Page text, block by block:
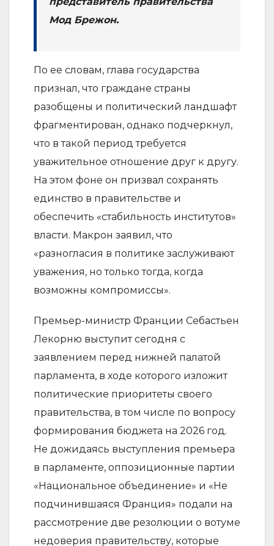
Мод Брежон.
По ее словам, глава государства
признал, что граждане страны
разобщены и политический ландшафт
фрагментирован, однако подчеркнул,
что в такой период требуется
уважительное отношение друг к другу.
На этом фоне он призвал сохранять
единство в правительстве и
обеспечить «стабильность институтов»
власти. Макрон заявил, что
«разногласия в политике заслуживают
уважения, но только тогда, когда
возможны компромиссы».
Премьер-министр Франции Себастьен
Лекорню выступит сегодня с
заявлением перед нижней палатой
парламента, в ходе которого изложит
политические приоритеты своего
правительства, в том числе по вопросу
формирования бюджета на 2026 год.
Не дожидаясь выступления премьера
в парламенте, оппозиционные партии
«Национальное объединение» и «Не
подчинившаяся Франция» подали на
рассмотрение две резолюции о вотуме
недоверия правительству, которые